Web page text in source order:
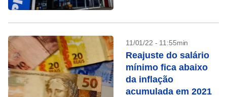
11/01/22 - 11:55min
Reajuste do salário
mínimo fica abaixo
da inflação
acumulada em 2021